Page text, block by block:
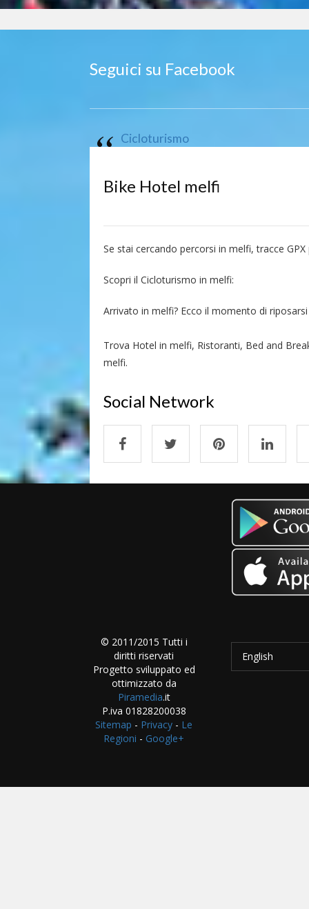
Seguici su Facebook
Cicloturismo
Bike Hotel melfi
Se stai cercando percorsi in melfi, tracce
Scopri il Cicloturismo in melfi:
Arrivato in melfi? Ecco il momento di
Trova Hotel in melfi, Ristoranti, Bed and
melfi.
Social Network
© 2011/2015 Tutti i
diritti riservati
Progetto sviluppato ed
ottimizzato da
Piramedia.it
P.iva 01828200038
Sitemap - Privacy - Le
Regioni - Google+
English